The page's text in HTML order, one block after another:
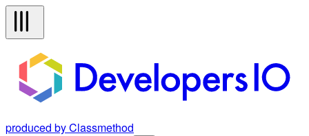
produced by Classmethod